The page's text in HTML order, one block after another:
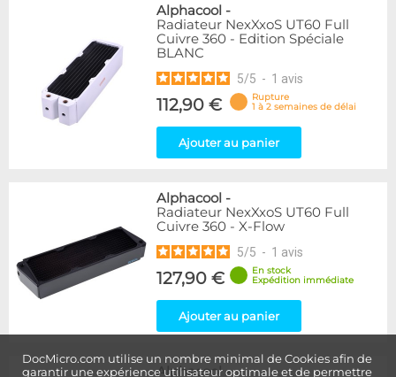
DocMicro.com utilise un nombre minimal de Cookies afin de
garantir une expérience utilisateur optimale et de permettre
Alphacool -
Radiateur NexXxoS UT60 Full
Cuivre 360 - Edition Spéciale
BLANC
5/5 - 1 avis
112,90 €
Rupture
1 à 2 semaines de délai
Ajouter au panier
Alphacool -
Radiateur NexXxoS UT60 Full
Cuivre 360 - X-Flow
5/5 - 1 avis
127,90 €
En stock
Expédition immédiate
Ajouter au panier
Alphacool-